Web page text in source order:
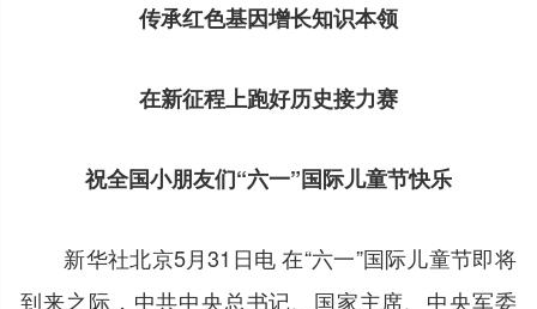
传承红色基因增长知识本领
在新征程上跑好历史接力赛
祝全国小朋友们“六一”国际儿童节快乐
新华社北京5月31日电 在“六一”国际儿童节即将
到来之际，中共中央总书记、国家主席、中央军委